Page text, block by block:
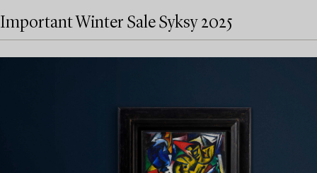
Important Winter Sale Syksy 2025